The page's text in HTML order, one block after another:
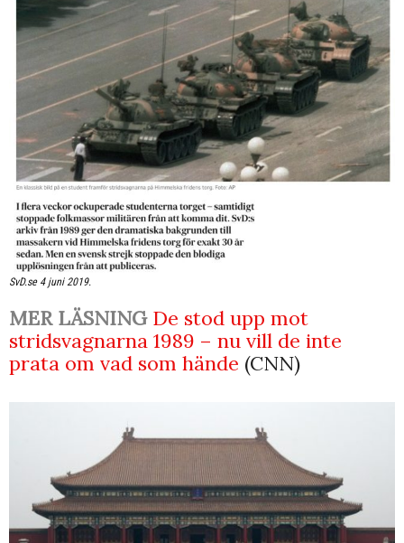
SvD.se 4 juni 2019.
MER LÄSNING De stod upp mot
stridsvagnarna 1989 – nu vill de inte
prata om vad som hände (CNN)